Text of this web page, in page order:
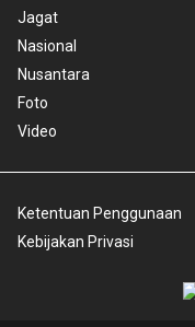
Jagat
Nasional
Nusantara
Foto
Video
Ketentuan Penggunaan
Kebijakan Privasi